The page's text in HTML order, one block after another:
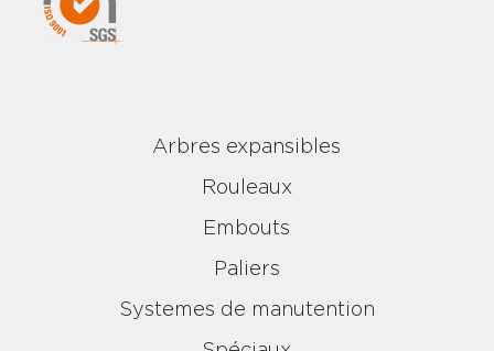
Arbres expansibles
Rouleaux
Embouts
Paliers
Systemes de manutention